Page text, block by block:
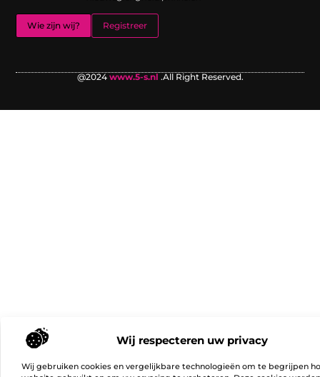
Wij respecteren uw privacy
Wij gebruiken cookies en vergelijkbare technologieën om te begrijpen
Wie zijn wij? Registreer
@2024 www.5-s.nl .All Right Reserved.